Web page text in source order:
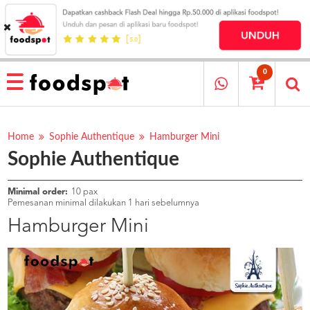
HOME
MENU
RESTAURANT
PESAN
OUR
COMPANY
KATA
MEREKA
KATALOG
LOYALTY
PROGRAM
FAQ
ABOUT
0
Home Sophie Authentique Hamburger Mini
Sophie Authentique
Minimal order: 10 pax
Pemesanan minimal dilakukan 1 hari sebelumnya
Hamburger Mini